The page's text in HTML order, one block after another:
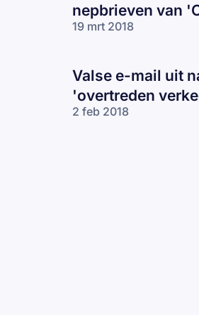
nepbrieven van
19 mrt 2018
Valse e-mail uit
'overtreden
2 feb 2018